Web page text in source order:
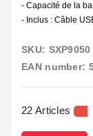
- Capacité de la
- Inclus : Câble
SKU: SXP9050
EAN number:
22 Articles